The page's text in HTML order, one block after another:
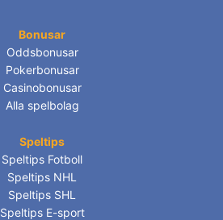
Bonusar
Oddsbonusar
Pokerbonusar
Casinobonusar
Alla spelbolag
Speltips
Speltips Fotboll
Speltips NHL
Speltips SHL
Speltips E-sport